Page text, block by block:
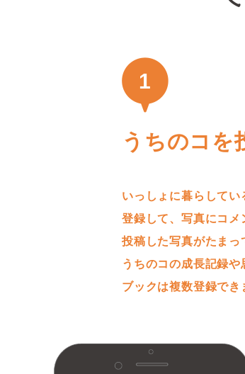
1
うちのコを
いっしょに暮らして
登録して、写真にコメ
投稿した写真がたまっ
うちのコの成長記録や
ブックは複数登録でき